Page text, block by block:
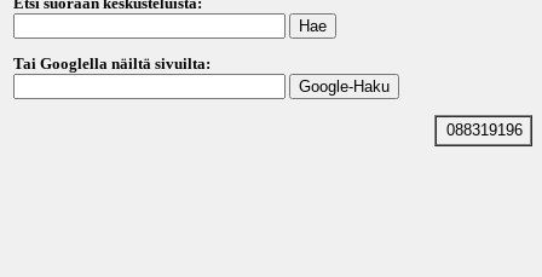
Tai Googlella näiltä sivuilta:
088319196